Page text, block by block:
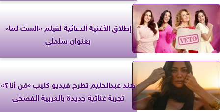
إطلاق الأغنية الدعائية لفيلم «الست لما»
بعنوان سلملي
هند عبدالحليم تطرح فيديو كليب «مَن أنا؟»
تجربة غنائية جديدة بالعربية الفصحى